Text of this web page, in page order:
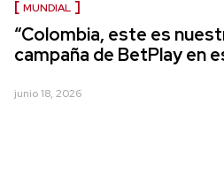
MUNDIAL
“Colombia, este es
campaña de BetPlay en
junio 18, 2026